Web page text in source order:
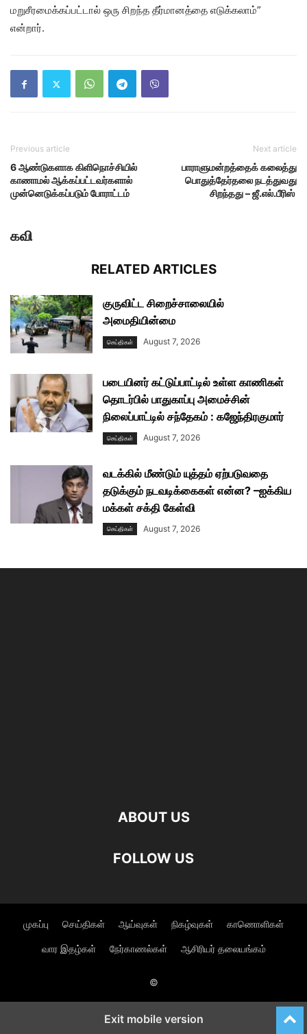
மறுசீரமைக்கப்பட்டால் ஒரு சிறந்த தீர்மானத்தை எடுக்கலாம்”
என்றார்.
Previous article
6 ஆண்டுகளாக கிளிநொச்சியில்
காணாமல் ஆக்கப்பட்டவர்களால்
முன்னெடுக்கப்படும் போராட்டம்
Next article
பாராளுமன்றத்தைக் கலைத்து
பொதுத்தேர்தலை நடத்துவது
சிறந்தது – ஜீ.எல்.பீரிஸ்
கவி
RELATED ARTICLES
குருவிட்ட சிறைச்சாலையில்
அமைதியின்மை
செய்திகள் August 7, 2026
படையினர் கட்டுப்பாட்டில் உள்ள காணிகள்
தொடர்பில் பாதுகாப்பு அமைச்சின்
நிலைப்பாட்டில் சந்தேகம் : கஜேந்திரகுமார்
செய்திகள் August 7, 2026
வடக்கில் மீண்டும் யுத்தம் ஏற்படுவதை
தடுக்கும் நடவடிக்கைகள் என்ன? –ஐக்கிய
மக்கள் சக்தி கேள்வி
செய்திகள் August 7, 2026
ABOUT US
FOLLOW US
முகப்பு செய்திகள் ஆய்வுகள் நிகழ்வுகள் காணொளிகள்
வார இதழ்கள் நேர்காணல்கள் ஆசிரியர் தலையங்கம்
©
Exit mobile version